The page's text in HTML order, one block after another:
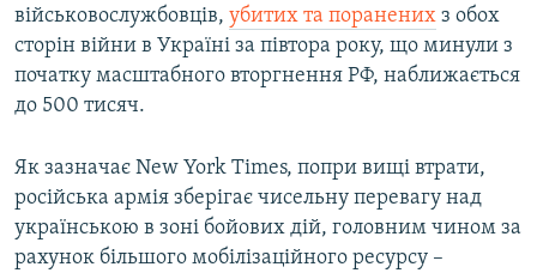
військовослужбовців, убитих та поранених з обох
сторін війни в Україні за півтора року, що минули з
початку масштабного вторгнення РФ, наближається
до 500 тисяч.
Як зазначає New York Times, попри вищі втрати,
російська армія зберігає чисельну перевагу над
українською в зоні бойових дій, головним чином за
рахунок більшого мобілізаційного ресурсу –